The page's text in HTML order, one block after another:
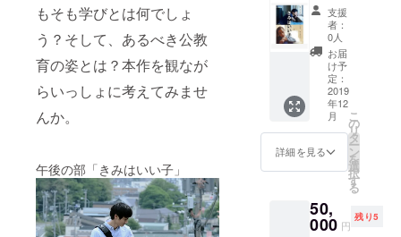
もそも学びとは何でしょ
う？そして、あるべき公教
育の姿とは？本作を観なが
らいっしょに考えてみませ
んか。
午後の部「きみはいい子」
支援
者：
0人
お届
け予
定：
2019
年12
月
詳細を見る
こ
の
リ
タ
ー
ン
を
選
択
す
る
50,
000 円
残り5